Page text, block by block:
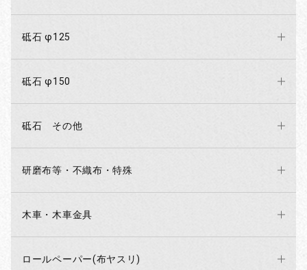
砥石 φ125
砥石 φ150
砥石 その他
研磨布等・不織布・特殊
木車・木車金具
ロールペーパー(布ヤスリ)